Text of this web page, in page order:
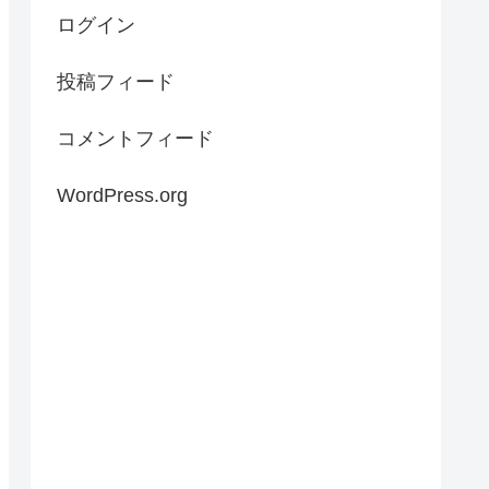
ログイン
投稿フィード
コメントフィード
WordPress.org